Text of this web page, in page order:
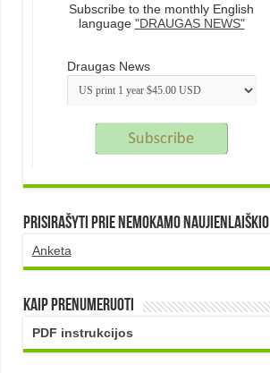
Subscribe to the monthly English
language "DRAUGAS NEWS"
Draugas News
Prisirašyti prie nemokamo naujienlaiškio
Anketa
Kaip prenumeruoti
PDF instrukcijos